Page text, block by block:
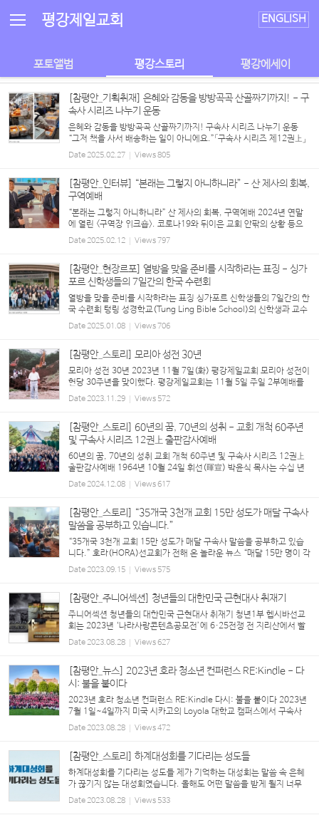
평강제일교회 ENGLISH
포토앨범 평강스토리 평강에세이
[참평안_기획취재] 은혜와 감동을 방방곡곡 산골짜기까지! - 구
속사 시리즈 나누기 운동
은혜와 감동을 방방곡곡 산골짜기까지! 구속사 시리즈 나누기 운동
“그저 책을 사서 배송하는 일이 아니에요.”「구속사 시리즈 제12권上」
은 앞선 시리즈물처럼 발간 이후 줄곧 교보문고 종교 분야 1위를 달리
는 중. ‘베스트’라는 단어가 익숙해질 법도...
Date2025.02.27 Views805
[참평안_인터뷰] “본래는 그렇지 아니하니라” - 산 제사의 회복,
구역예배
“본래는 그렇지 아니하니라” 산 제사의 회복, 구역예배 2024년 연말
에 열린 <구역장 워크숍>. 코로나19와 뒤이은 교회 안팎의 상황 등으
로 구역예배가 오랜 기간 온전하게 회복되지 않고 있는 데 대한 문제의
식이 제기됐고, 2025년도 교회 표어인 ‘산 ...
Date2025.02.12 Views797
[참평안_현장르포] 열방을 맞을 준비를 시작하라는 표징 - 싱가
포르 신학생들의 7일간의 한국 수련회
열방을 맞을 준비를 시작하라는 표징 싱가포르 신학생들의 7일간의 한
국 수련회 텅링 성경학교(Tung Ling Bible School)의 신학생과 교수
진 30명이 지난 10월 28일~11월 2일 청평 푸른동산 연수원에서 수련
회를 진행했다. 신학교 졸업을 앞두고 떠나온...
Date2025.01.08 Views706
[참평안_스토리] 모리아 성전 30년
모리아 성전 30년 2023년 11월 7일(화) 평강제일교회 모리아 성전이
헌당 30주년을 맞이했다. 평강제일교회는 11월 5일 주일 2부예배를
통해 ‘모리아 성전 헌당 30주년 기념예배’를 드렸다. 휘선(暉宣) 박윤
식 목사의 모리아 성전에서의 첫 설교 ‘헌당예배’ (...
Date2023.11.29 Views 572
[참평안_스토리] 60년의 꿈, 70년의 성취 - 교회 개척 60주년
및 구속사 시리즈 12권上 출판감사예배
60년의 꿈, 70년의 성취 교회 개척 60주년 및 구속사 시리즈 12권上
출판감사예배 1964년 10월 24일 휘선(暉宣) 박윤식 목사는 수십 년
전부터 1964년 10월 24일을 평강제일교회가 개척된 날로 명기해 왔
다. 1977년 7월 7일 헌당된 ‘대성교회’(평강...
Date2024.12.08 Views617
[참평안_스토리] “35개국 3천개 교회 15만 성도가 매달 구속사
말씀을 공부하고 있습니다.”
“35개국 3천개 교회 15만 성도가 매달 구속사 말씀을 공부하고 있습
니다.” 호라(HORA)선교회가 전해 온 놀라운 뉴스 “매달 15만 명이 각
자의 교회에 모여 구속사 말씀을 배우고 있습니다. 이분들은 사실상 우
리 성도라고 할 수 있습니다.” 2023 하...
Date2023.09.15 Views 575
[참평안_주니어섹션] 청년들의 대한민국 근현대사 취재기
주니어섹션 청년들의 대한민국 근현대사 취재기 청년1부 헵시바선교
회는 2023년 ‘나라사랑콘텐츠공모전’에 6·25전쟁 전 지리산에서 빨
치산 활동을 했던 ‘이현상’을 주제로 현장을 직접 답사해 취재한 영상
을 출품해 눈길을 끌었다. 어떤 마음으로 했을까....
Date2023.08.28 Views627
[참평안_뉴스] 2023년 호라 청소년 컨퍼런스 RE:Kindle - 다
시: 불을 붙이다
2023년 호라 청소년 컨퍼런스 RE:Kindle 다시: 불을 붙이다 2023년
7월 1일~4일까지 미국 시카고의 Loyola 대학교 캠퍼스에서 구속사
말씀 잔치가 열렸다. 미국, 캐나다, 말레시야, 싱가포, 한국 각 곳으로
부터 230명이 넘는 청소년들이 한 자리에 모여...
Date2023.08.28 Views472
[참평안_스토리] 하계대성회를 기다리는 성도들
하계대성회를 기다리는 성도들 제가 기억하는 대성회는 말씀 속 은혜
가 끊기지 않는 대성회였습니다. 올해도 어떤 말씀을 받게 될지 너무
기대됩니다. 뜨거운 무더위 속에서 권사님, 집사님, 청년들과 함께 봉
사하고 부대끼며 함께 말씀 받고 은혜 나...
Date2023.08.28 Views 533